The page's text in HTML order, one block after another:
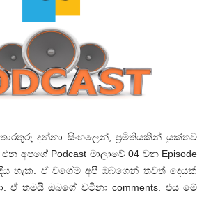
දන්නා සිංහලෙන්, ප්‍රමිතියකින් යුක්තව
අපගේ Podcast මාලාවේ 04 වන Episode
හැක. ඒ වගේම අපි ඔබගෙන් තවත් දෙයක්
ඒ තමයි ඔබගේ වටිනා comments. එය මේ